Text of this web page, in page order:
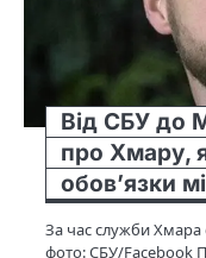
Від СБУ до
про Хмару,
обов’язки
За час служби
фото: СБУ/Facebook